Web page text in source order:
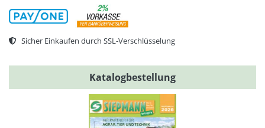
Sicher Einkaufen durch SSL-Verschlüsselung
Katalogbestellung